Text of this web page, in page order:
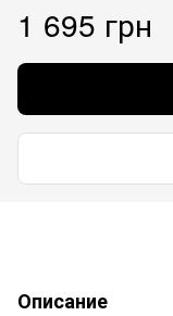
1 695 грн
Описание